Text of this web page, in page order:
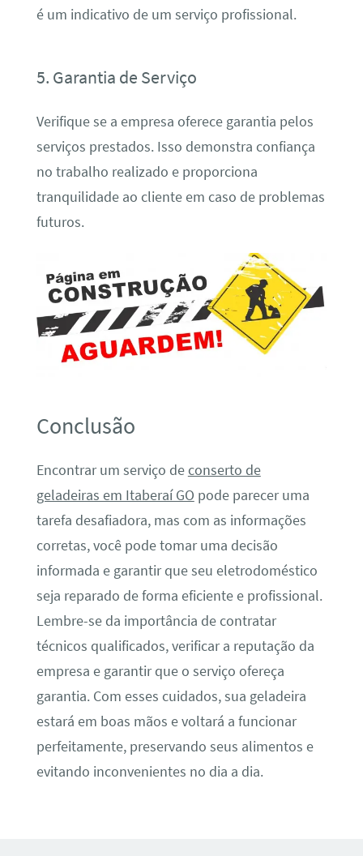
é um indicativo de um serviço profissional.
5. Garantia de Serviço
Verifique se a empresa oferece garantia pelos
serviços prestados. Isso demonstra confiança
no trabalho realizado e proporciona
tranquilidade ao cliente em caso de problemas
futuros.
Conclusão
Encontrar um serviço deconserto de
geladeiras em Itaberaí GO pode parecer uma
tarefa desafiadora, mas com as informações
corretas, você pode tomar uma decisão
informada e garantir que seu eletrodoméstico
seja reparado de forma eficiente e profissional.
Lembre-se da importância de contratar
técnicos qualificados, verificar a reputação da
empresa e garantir que o serviço ofereça
garantia. Com esses cuidados, sua geladeira
estará em boas mãos e voltará a funcionar
perfeitamente, preservando seus alimentos e
evitando inconvenientes no dia a dia.